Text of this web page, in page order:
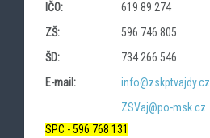
IČO:
619 89 274
ZŠ:
596 746 805
ŠD:
734 266 546
E-mail:
info@zskptvajdy.cz
ZSVaj@po-msk.cz
SPC - 596 768 131